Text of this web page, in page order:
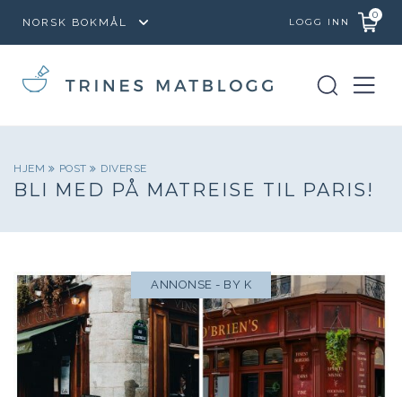
LOGG INN
0
HJEM POST DIVERSE
BLI MED PÅ MATREISE TIL PARIS!
ANNONSE - BY K